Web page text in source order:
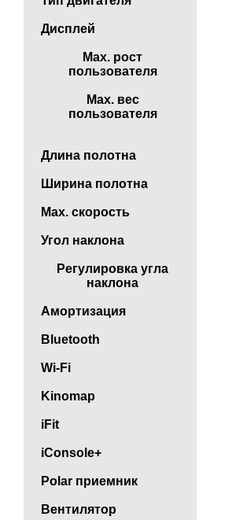
Дисплей
Max. рост
пользователя
Max. вес
пользователя
Длина полотна
Ширина полотна
Max. скорость
Угол наклона
Регулировка угла
наклона
Амортизация
Bluetooth
Wi-Fi
Kinomap
iFit
iConsole+
Polar приемник
Вентилятор